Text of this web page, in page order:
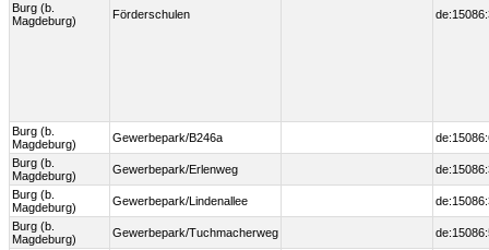
Burg (b.
Magdeburg)
Förderschulen
Burg (b.
Magdeburg)
Gewerbepark/B246a
Burg (b.
Magdeburg)
Gewerbepark/Erlenweg
Burg (b.
Magdeburg)
Gewerbepark/Lindenallee
Burg (b.
Magdeburg)
Gewerbepark/Tuchmacherweg